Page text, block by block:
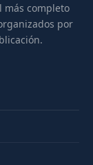
más completo
por